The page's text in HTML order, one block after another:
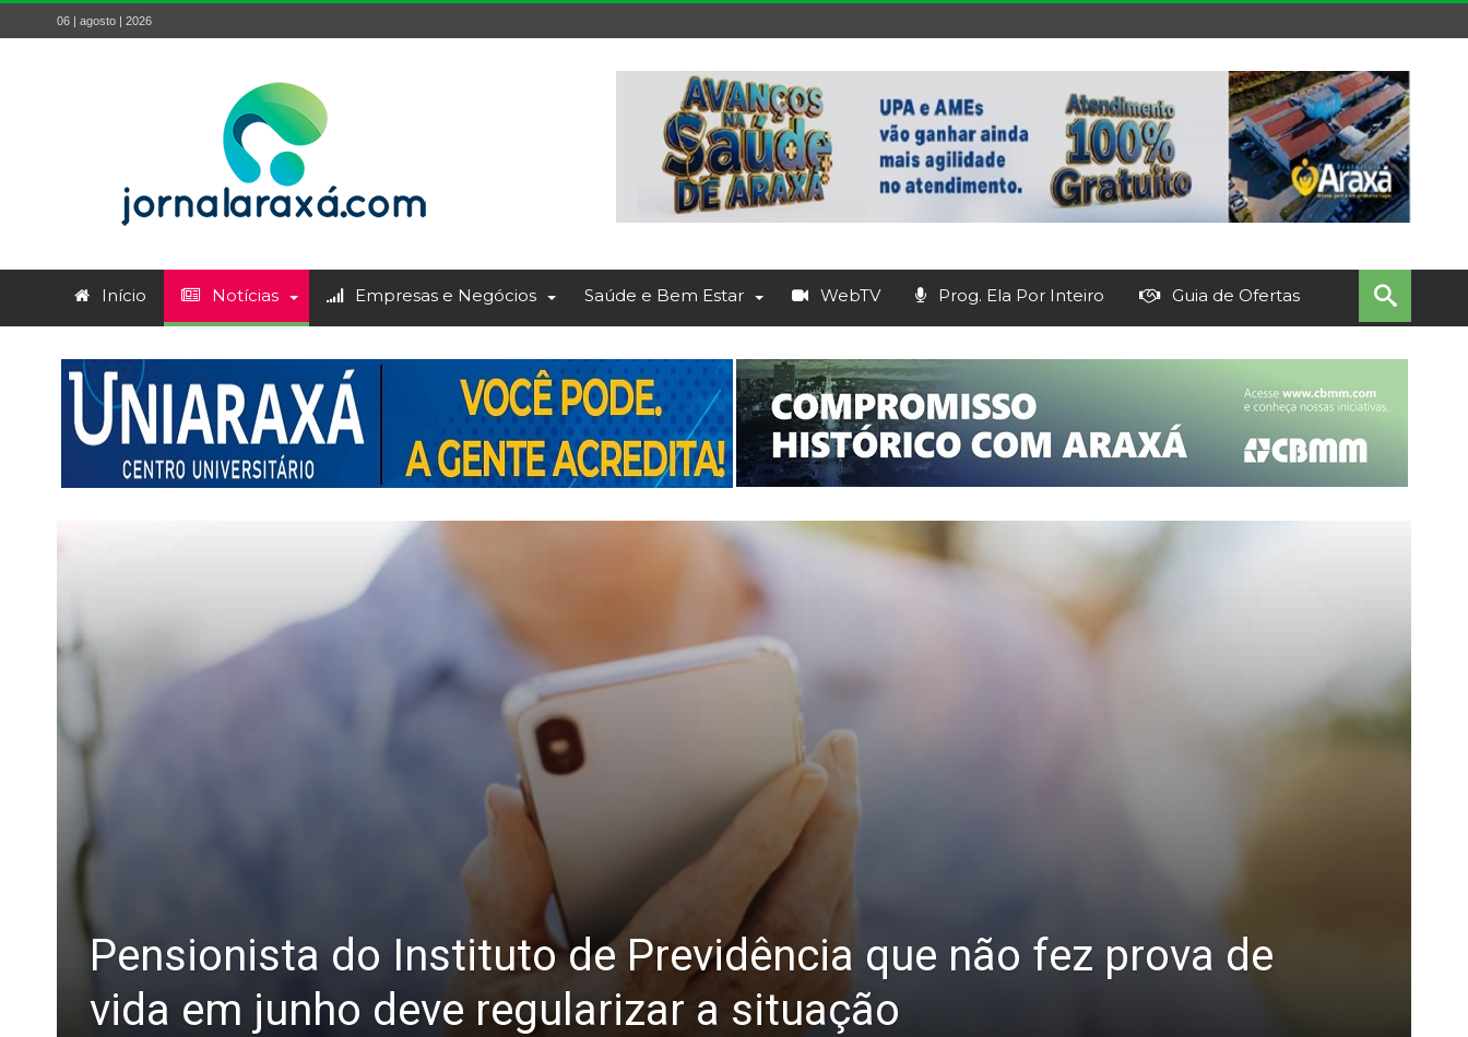
06 | agosto | 2026
Início Notícias Empresas e Negócios Saúde e Bem Estar WebTV Prog. Ela Por Inteiro Guia de Ofertas
Pensionista do Instituto de Previdência que não fez prova de
vida em junho deve regularizar a situação